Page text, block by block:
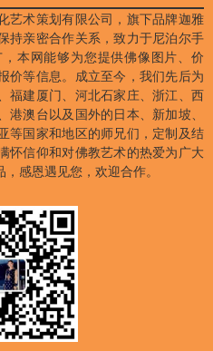
艺术策划有限公司，旗下品牌迦雅
持亲密合作关系，致力于尼泊尔手
本网能够为您提供佛像图片、价
价等信息。成立至今，我们先后为
福建厦门、河北石家庄、浙江、西
澳台以及国外的日本、新加坡、
等国家和地区的师兄们，定制及结
怀信仰和对佛教艺术的热爱为广大
感恩遇见您，欢迎合作。